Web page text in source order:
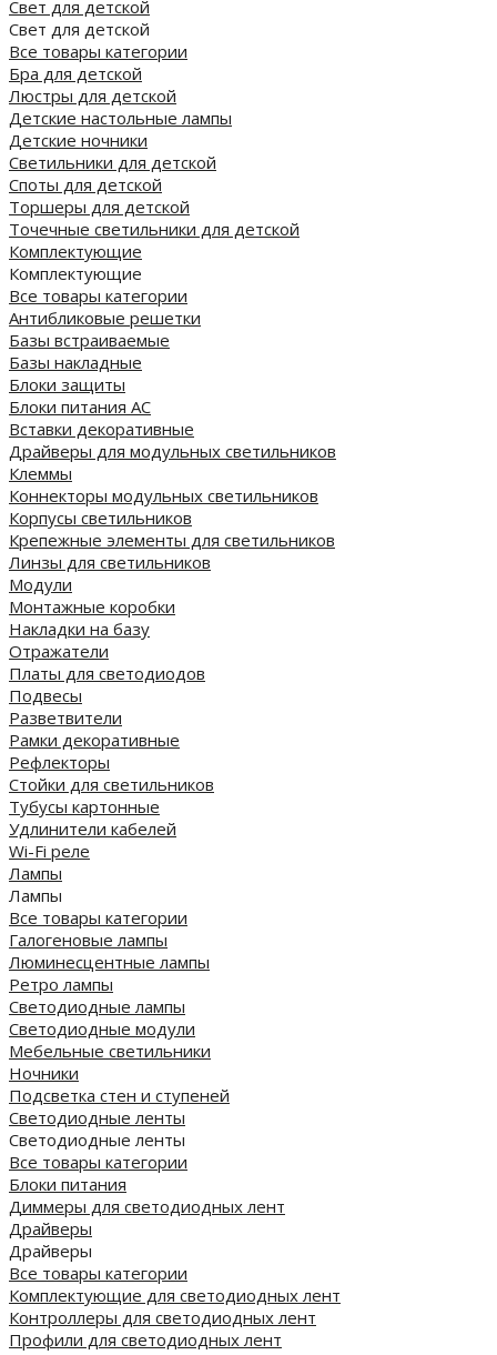
Свет для детской
Свет для детской
Все товары категории
Бра для детской
Люстры для детской
Детские настольные лампы
Детские ночники
Светильники для детской
Споты для детской
Торшеры для детской
Точечные светильники для детской
Комплектующие
Комплектующие
Все товары категории
Антибликовые решетки
Базы встраиваемые
Базы накладные
Блоки защиты
Блоки питания AC
Вставки декоративные
Драйверы для модульных светильников
Клеммы
Коннекторы модульных светильников
Корпусы светильников
Крепежные элементы для светильников
Линзы для светильников
Модули
Монтажные коробки
Накладки на базу
Отражатели
Платы для светодиодов
Подвесы
Разветвители
Рамки декоративные
Рефлекторы
Стойки для светильников
Тубусы картонные
Удлинители кабелей
Wi-Fi реле
Лампы
Лампы
Все товары категории
Галогеновые лампы
Люминесцентные лампы
Ретро лампы
Светодиодные лампы
Светодиодные модули
Мебельные светильники
Ночники
Подсветка стен и ступеней
Светодиодные ленты
Светодиодные ленты
Все товары категории
Блоки питания
Диммеры для светодиодных лент
Драйверы
Драйверы
Все товары категории
Комплектующие для светодиодных лент
Контроллеры для светодиодных лент
Профили для светодиодных лент